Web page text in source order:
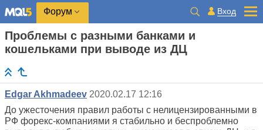
Форум Вход
Проблемы с разными банками и
кошельками при выводе из ДЦ
Edgar Akhmadeev 2020.02.17 12:16
До ужесточения правил работы с нелицензированными в
РФ форекс-компаниями я стабильно и беспроблемно